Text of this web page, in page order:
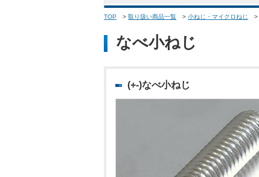
TOP > 取り扱い商品一覧 > 小ねじ・マイクロねじ >
なべ小ねじ
(+-)なべ小ねじ